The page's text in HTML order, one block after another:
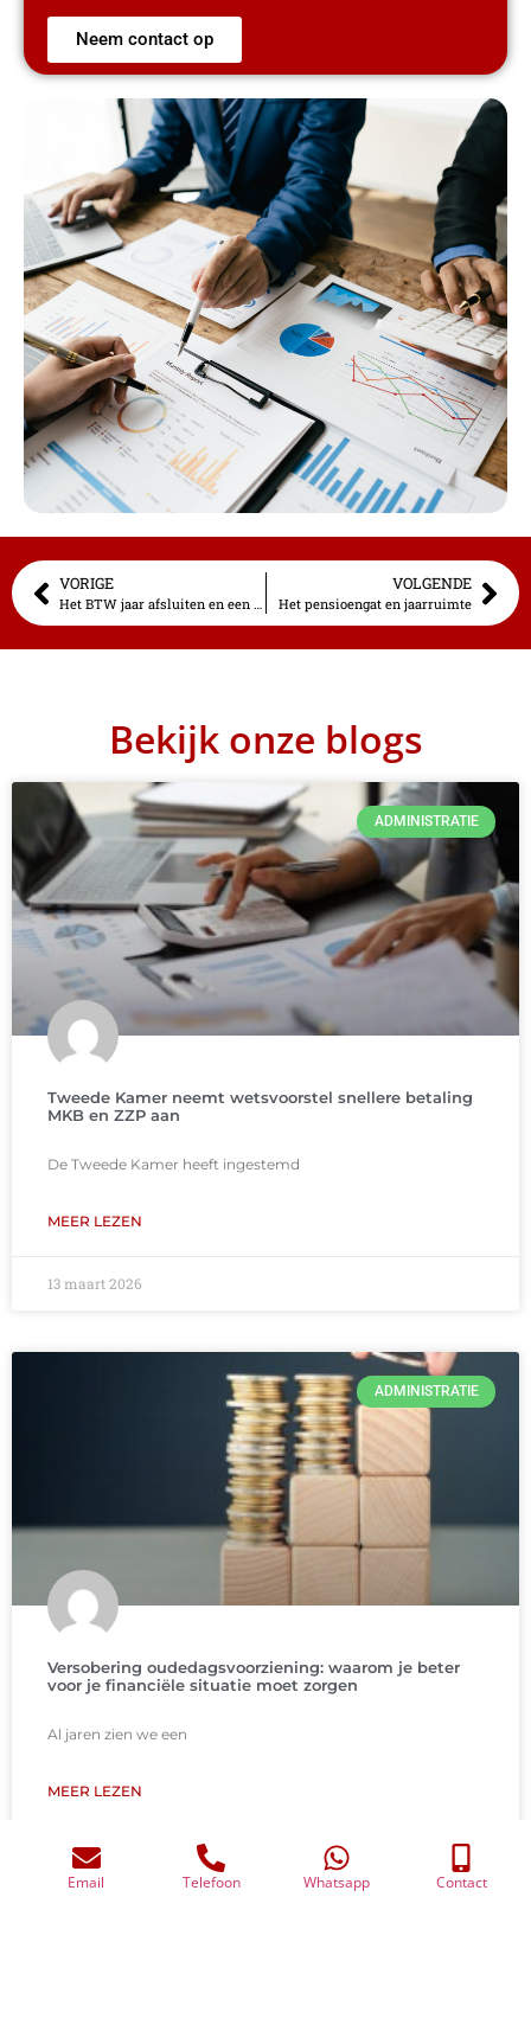
Telefoon Whatsapp
Neem contact op
VORIGE
Het BTW jaar afsluiten en een nieuwe beginnen: Waar moet je op letten
VOLGENDE
Het pensioengat en jaarruimte
Bekijk onze blogs
ADMINISTRATIE
Tweede Kamer neemt wetsvoorstel snellere betaling
MKB en ZZP aan
De Tweede Kamer heeft ingestemd
MEER LEZEN
13 maart 2026
ADMINISTRATIE
Versobering oudedagsvoorziening: waarom je beter
voor je financiële situatie moet zorgen
Al jaren zien we een
MEER LEZEN
13 maart 2026